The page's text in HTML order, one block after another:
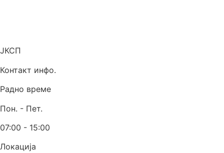
ЈКСП
Контакт инфо.
Радно време
Пон. - Пет.
07:00 - 15:00
Локација